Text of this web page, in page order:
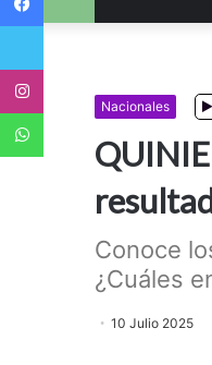
Nacionales
Conoce
¿Cuáles
10 Julio 2025
Twitter
WhatsApp